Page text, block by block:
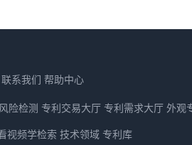
联系我们 帮助中心
险检测 专利交易大厅 专利需求大厅 外观
视频学检索 技术领域 专利库